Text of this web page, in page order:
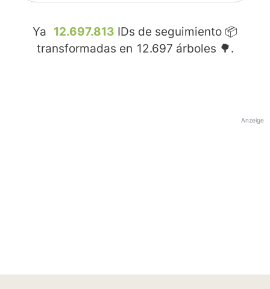
Ya 12.697.813 IDs de seguimiento 📦
transformadas en 12.697 árboles 🌳.
Anzeige